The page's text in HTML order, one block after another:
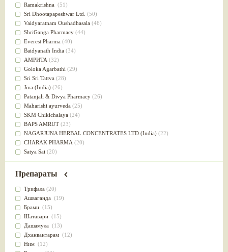
Для Капха(Кафа) доши
От паразитов(37)
При расстройстве желудка (36)
Успокоительное(36)
Для глаз(34)
от геморроя(34)
Противовоспалительное
Для Питта доши(32)
Для сердца(32)
Для сосудов головного мозга
Для полости рта(32)
Дефицит железа(31)
Для лица(31)
Употребление в пищу
Ароматерапия(29)
Жаропонижающее(29)
для памяти(28)
для почек(28)
Слабительное (28)
Афродизиак(27)
Напитки(27)
Для йоги (27)
Для потенции(26)
Для душа(25)
для концентрации внимания
при нарушении эрекции
Ramakrishna (51)
Sri Dhootapapeshwar Ltd. (50)
Vaidyaratnam Oushadhasala (46)
ShriGanga Pharmacy (44)
Everest Pharma (40)
Baidyanath India (34)
АМРИТА (32)
Goloka Agarbathi (29)
Sri Sri Tattva (28)
Jiva (India) (26)
Patanjali & Divya Pharmacy (26)
Maharishi ayurveda (25)
SKM Chikichalaya (24)
BAPS AMRUT (23)
NAGARJUNA HERBAL CONCENTRATES LTD (India) (22)
CHARAK PHARMA (20)
Satya Sai (20)
Vyas(20)
Kerala Ayurveda
(19)
Organic India pvt ltd
Lalita(16)
Ashtang Herbals
Alarsin(14)
Vasu Health care
Baraka(13)
Dabur India Ltd
Препараты
Трифала (20)
Ашваганда (19)
Брами (15)
Шатавари (15)
Дашамула (13)
Дханвантарам (12)
Ним (12)